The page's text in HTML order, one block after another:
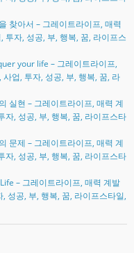
찾아서 – 그레이트라이프, 매력
자, 성공, 부, 행복, 꿈, 라이프스
your life – 그레이트라이프,
업, 투자, 성공, 부, 행복, 꿈, 라
실현 – 그레이트라이프, 매력 계
, 성공, 부, 행복, 꿈, 라이프스타
문제 – 그레이트라이프, 매력 계
, 성공, 부, 행복, 꿈, 라이프스타
– 그레이트라이프, 매력 계발
성공, 부, 행복, 꿈, 라이프스타일,